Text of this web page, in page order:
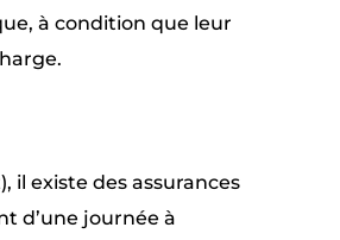
à condition que leur
il existe des assurances
d’une journée à